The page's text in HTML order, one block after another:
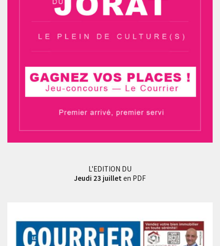
L'EDITION DU
Jeudi 23 juillet en PDF